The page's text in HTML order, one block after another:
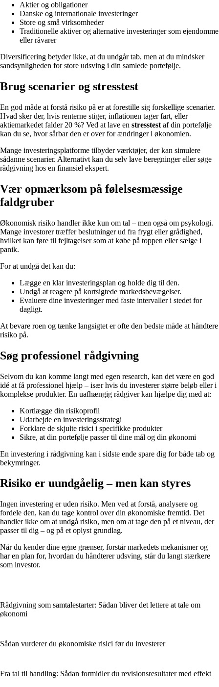
Aktier og obligationer
Danske og internationale investeringer
Store og små virksomheder
Traditionelle aktiver og alternative investeringer som ejendomme
eller råvarer
Diversificering betyder ikke, at du undgår tab, men at du mindsker
sandsynligheden for store udsving i din samlede portefølje.
Brug scenarier og stresstest
En god måde at forstå risiko på er at forestille sig forskellige scenarier.
Hvad sker der, hvis renterne stiger, inflationen tager fart, eller
aktiemarkedet falder 20 %? Ved at lave en stresstest af din portefølje
kan du se, hvor sårbar den er over for ændringer i økonomien.
Mange investeringsplatforme tilbyder værktøjer, der kan simulere
sådanne scenarier. Alternativt kan du selv lave beregninger eller søge
rådgivning hos en finansiel ekspert.
Vær opmærksom på følelsesmæssige
faldgruber
Økonomisk risiko handler ikke kun om tal – men også om psykologi.
Mange investorer træffer beslutninger ud fra frygt eller grådighed,
hvilket kan føre til fejltagelser som at købe på toppen eller sælge i
panik.
For at undgå det kan du:
Lægge en klar investeringsplan og holde dig til den.
Undgå at reagere på kortsigtede markedsbevægelser.
Evaluere dine investeringer med faste intervaller i stedet for
dagligt.
At bevare roen og tænke langsigtet er ofte den bedste måde at håndtere
risiko på.
Søg professionel rådgivning
Selvom du kan komme langt med egen research, kan det være en god
idé at få professionel hjælp – især hvis du investerer større beløb eller i
komplekse produkter. En uafhængig rådgiver kan hjælpe dig med at:
Kortlægge din risikoprofil
Udarbejde en investeringsstrategi
Forklare de skjulte risici i specifikke produkter
Sikre, at din portefølje passer til dine mål og din økonomi
En investering i rådgivning kan i sidste ende spare dig for både tab og
bekymringer.
Risiko er uundgåelig – men kan styres
Ingen investering er uden risiko. Men ved at forstå, analysere og
fordele den, kan du tage kontrol over din økonomiske fremtid. Det
handler ikke om at undgå risiko, men om at tage den på et niveau, der
passer til dig – og på et oplyst grundlag.
Når du kender dine egne grænser, forstår markedets mekanismer og
har en plan for, hvordan du håndterer udsving, står du langt stærkere
som investor.
Rådgivning som samtalestarter: Sådan bliver det lettere at tale om
økonomi
Sådan vurderer du økonomiske risici før du investerer
Fra tal til handling: Sådan formidler du revisionsresultater med effekt